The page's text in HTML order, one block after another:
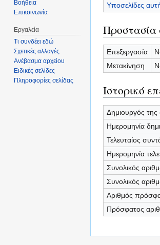
Υποσελίδες
Προστασία
Επεξεργασία
Μετακίνηση
Ιστορικό
Δημιουργός της
Ημερομηνία
Τελευταίος
Ημερομηνία
Συνολικός
Συνολικός
Αριθμός
Πρόσφατος
Βοήθεια
Επικοινωνία
Εργαλεία
Τι συνδέει εδώ
Σχετικές αλλαγές
Ανέβασμα αρχείου
Ειδικές σελίδες
Πληροφορίες σελίδας